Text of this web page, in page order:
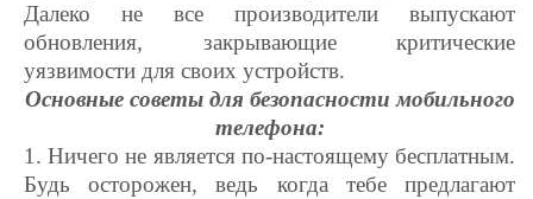
Далеко не все производители выпускают
обновления, закрывающие критические
уязвимости для своих устройств.
Основные советы для безопасности мобильного
телефона:
1. Ничего не является по-настоящему бесплатным.
Будь осторожен, ведь когда тебе предлагают